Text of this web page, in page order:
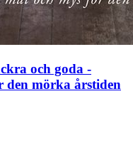
och goda -
den mörka årstiden